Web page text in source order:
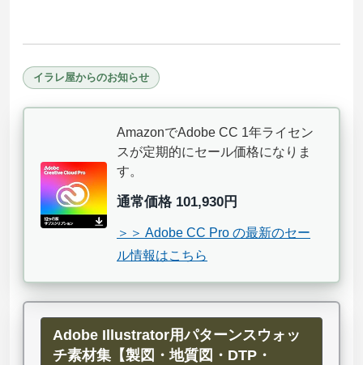
イラレ屋からのお知らせ
AmazonでAdobe CC 1年ライセン
スが定期的にセール価格になりま
す。
通常価格 101,930円
＞＞ Adobe CC Pro の最新のセー
ル情報はこちら
Adobe Illustrator用パターンスウォッ
チ素材集【製図・地質図・DTP・